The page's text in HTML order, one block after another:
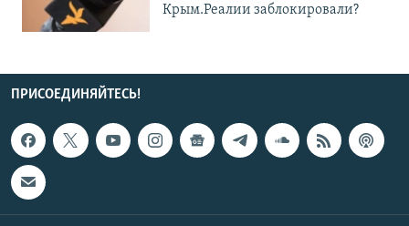
Крым.Реалии заблокировали?
ПРИСОЕДИНЯЙТЕСЬ!